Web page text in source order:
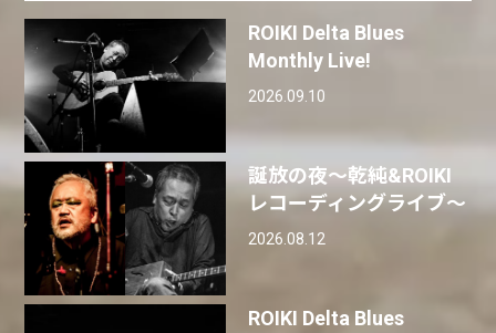
ROIKI Delta Blues
Monthly Live!
2026.09.10
誕放の夜〜乾純&ROIKI
レコーディングライブ〜
2026.08.12
ROIKI Delta Blues